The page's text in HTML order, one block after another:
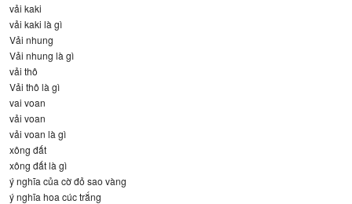
vải kaki
vải kaki là gì
Vải nhung
Vải nhung là gì
vải thô
Vải thô là gì
vai voan
vải voan
vải voan là gì
xông đất
xông đất là gì
ý nghĩa của cờ đỏ sao vàng
ý nghĩa hoa cúc trắng